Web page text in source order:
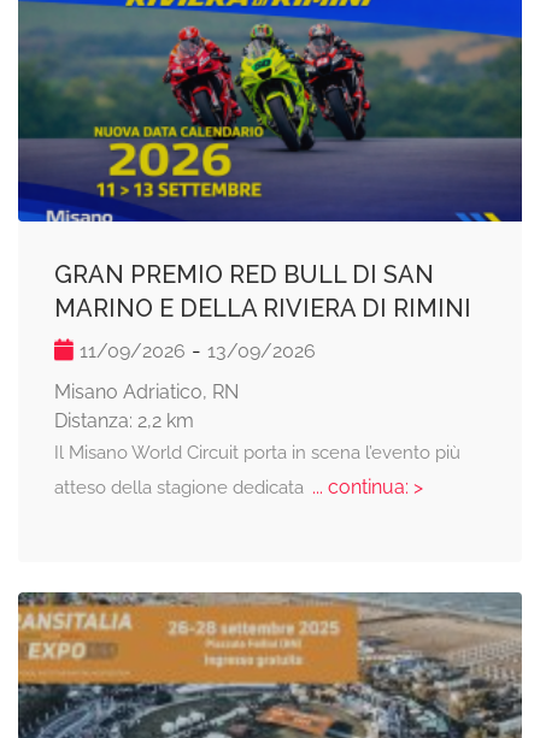
GRAN PREMIO RED BULL DI SAN
MARINO E DELLA RIVIERA DI RIMINI
11/09/2026 - 13/09/2026
Misano Adriatico, RN
Distanza: 2,2 km
Il Misano World Circuit porta in scena l’evento più
atteso della stagione dedicata... continua: >